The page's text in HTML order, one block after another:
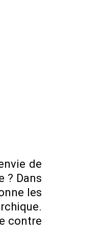
de
? Dans
les
contre